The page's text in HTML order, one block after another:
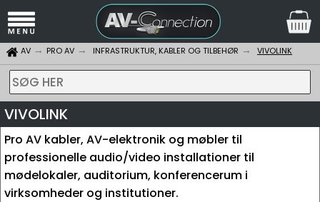
AV PRO AV INFRASTRUKTUR, KABLER OG TILBEHØR VIVOLINK
SØG HER
VIVOLINK
Pro AV kabler, AV-elektronik og møbler til
professionelle audio/video installationer til
mødelokaler, auditorium, konferencerum i
virksomheder og institutioner.